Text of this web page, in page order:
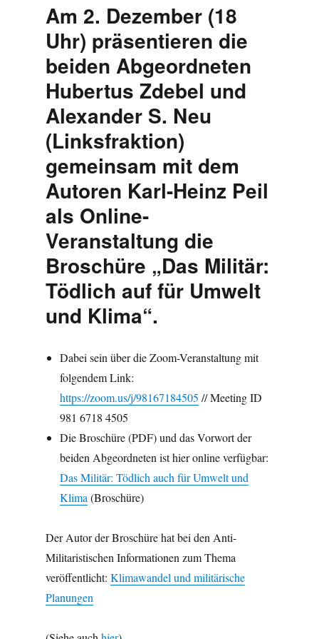
Am 2. Dezember (18
Uhr) präsentieren die
beiden Abgeordneten
Hubertus Zdebel und
Alexander S. Neu
(Linksfraktion)
gemeinsam mit dem
Autoren Karl-Heinz Peil
als Online-
Veranstaltung die
Broschüre „Das Militär:
Tödlich auf für Umwelt
und Klima“.
Dabei sein über die Zoom-Veranstaltung mit
folgendem Link:
https://zoom.us/j/98167184505 // Meeting ID
981 6718 4505
Die Broschüre (PDF) und das Vorwort der
beiden Abgeordneten ist hier online verfügbar:
Das Militär: Tödlich auch für Umwelt und
Klima(Broschüre)
Der Autor der Broschüre hat bei den Anti-
Militaristischen Informationen zum Thema
veröffentlicht: Klimawandel und militärische
Planungen